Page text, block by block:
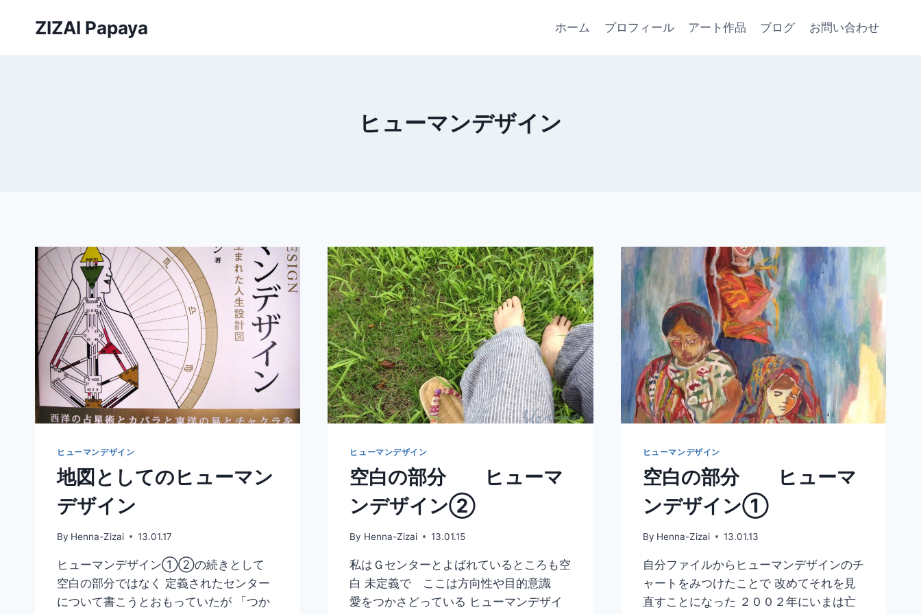
ZIZAI Papaya ホーム プロフィール アート作品 ブログ お問い合わせ
ヒューマンデザイン
ヒューマンデザイン
地図としてのヒューマン
デザイン
By Henna-Zizai 13.01.17
ヒューマンデザイン①②の続きとして
空白の部分ではなく 定義されたセンター
について書こうとおもっていたが 「つか
ヒューマンデザイン
空白の部分 ヒューマ
ンデザイン②
By Henna-Zizai 13.01.15
私はＧセンターとよばれているところも空
白 未定義で ここは方向性や目的意識
愛をつかさどっている ヒューマンデザイ
ヒューマンデザイン
空白の部分 ヒューマ
ンデザイン➀
By Henna-Zizai 13.01.13
自分ファイルからヒューマンデザインのチ
ャートをみつけたことで 改めてそれを見
直すことになった ２００２年にいまは亡